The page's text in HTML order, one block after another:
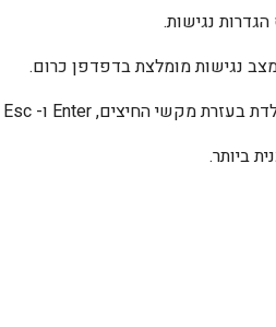
נגישות.
נגישות מומלצת בדפדפן כרום.
בעזרת מקשי החיצים,Enter ו- Esc
ביותר.